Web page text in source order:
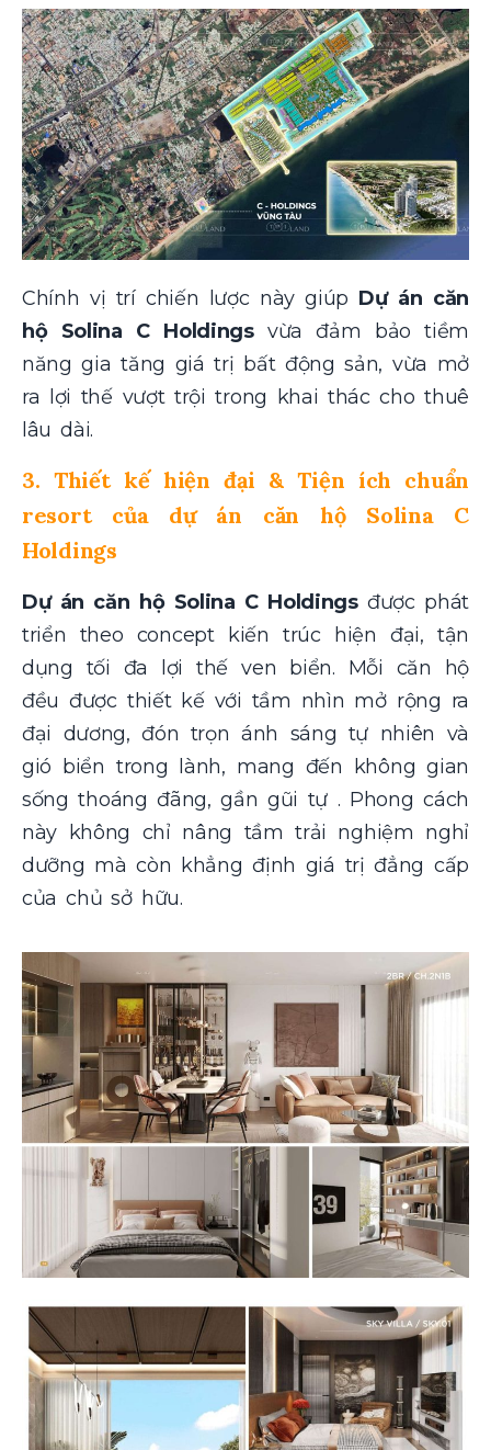
Chính vị trí chiến lược này giúp Dự án căn
hộ Solina C Holdingsvừa đảm bảo tiềm
năng gia tăng giá trị bất động sản, vừa mở
ra lợi thế vượt trội trong khai thác cho thuê
lâu dài.
3. Thiết kế hiện đại & Tiện ích chuẩn
resort của dự án căn hộ Solina C
Holdings
Dự án căn hộ Solina C Holdingsđược phát
triển theo concept kiến trúc hiện đại, tận
dụng tối đa lợi thế ven biển. Mỗi căn hộ
đều được thiết kế với tầm nhìn mở rộng ra
đại dương, đón trọn ánh sáng tự nhiên và
gió biển trong lành, mang đến không gian
sống thoáng đãng, gần gũi tự . Phong cách
này không chỉ nâng tầm trải nghiệm nghỉ
dưỡng mà còn khẳng định giá trị đẳng cấp
của chủ sở hữu.